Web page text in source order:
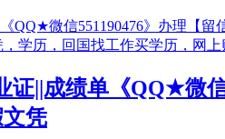
证||成绩单《QQ★微
凭